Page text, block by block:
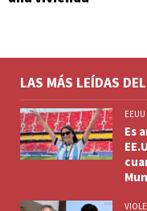
LAS MÁS LEÍDAS
EEUU
Es